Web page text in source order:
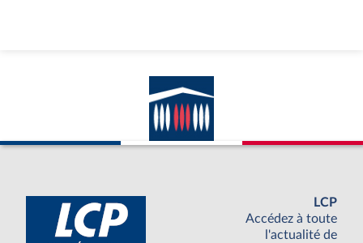
LCP
Accédez à toute
l'actualité de